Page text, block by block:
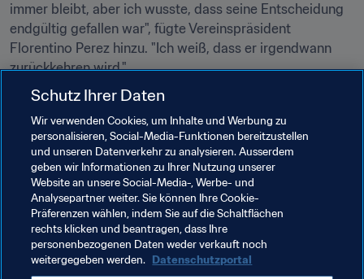
immer bleibt, aber ich wusste, dass seine Entscheidung
endgültig gefallen war", fügte Vereinspräsident
Florentino Perez hinzu. "Ich weiß, dass er irgendwann
zurückkehren wird."
Da diese Entscheidung des Trainers nicht erwartet
wurde, konnte Perez auch noch nichts über einen
möglichen Nachfolger sagen.
Verwandte Themen
Schutz Ihrer Daten
Wir verwenden Cookies, um Inhalte und Werbung zu
personalisieren, Social-Media-Funktionen bereitzustellen
und unseren Datenverkehr zu analysieren. Ausserdem
geben wir Informationen zu Ihrer Nutzung unserer
Website an unsere Social-Media-, Werbe- und
Analysepartner weiter. Sie können Ihre Cookie-
Präferenzen wählen, indem Sie auf die Schaltflächen
rechts klicken und beantragen, dass Ihre
personenbezogenen Daten weder verkauft noch
weitergegeben werden. Datenschutzportal